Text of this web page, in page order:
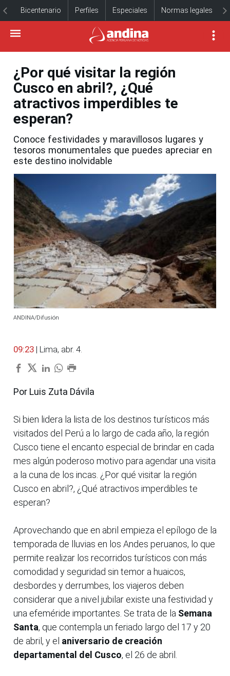
Bicentenario Perfiles Especiales Normas legales
¿Por qué visitar la región
Cusco en abril?, ¿Qué
atractivos imperdibles te
esperan?
Conoce festividades y maravillosos lugares y
tesoros monumentales que puedes apreciar en
este destino inolvidable
ANDINA/Difusión
09:23 | Lima, abr. 4.
Por Luis Zuta Dávila
Si bien lidera la lista de los destinos turísticos más
visitados del Perú a lo largo de cada año, la región
Cusco tiene el encanto especial de brindar en cada
mes algún poderoso motivo para agendar una visita
a la cuna de los incas. ¿Por qué visitar la región
Cusco en abril?, ¿Qué atractivos imperdibles te
esperan?
Aprovechando que en abril empieza el epílogo de la
temporada de lluvias en los Andes peruanos, lo que
permite realizar los recorridos turísticos con más
comodidad y seguridad sin temor a huaicos,
desbordes y derrumbes, los viajeros deben
considerar que a nivel jubilar existe una festividad y
una efeméride importantes. Se trata de la Semana
Santa, que contempla un feriado largo del 17 y 20
de abril, y el aniversario de creación
departamental del Cusco, el 26 de abril.